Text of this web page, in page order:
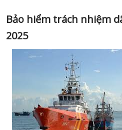
Bảo hiểm trách nhiệm
2025